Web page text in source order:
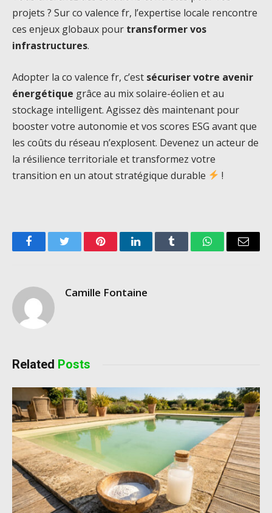
projets ? Sur co valence fr, l’expertise locale rencontre
ces enjeux globaux pour transformer vos
infrastructures.
Adopter la co valence fr, c’est sécuriser votre avenir
énergétique grâce au mix solaire-éolien et au
stockage intelligent. Agissez dès maintenant pour
booster votre autonomie et vos scores ESG avant que
les coûts du réseau n’explosent. Devenez un acteur de
la résilience territoriale et transformez votre
transition en un atout stratégique durable
!
FacebookTwitter PinterestLinkedInTumblr WhatsAppEmail
Camille Fontaine
Related Posts